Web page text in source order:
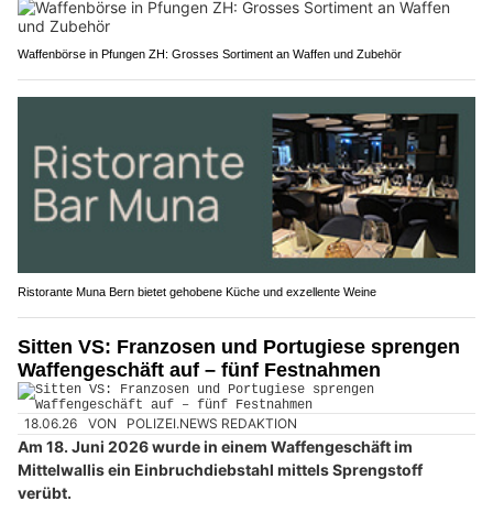
Waffenbörse in Pfungen ZH: Grosses Sortiment an Waffen und Zubehör
Ristorante Muna Bern bietet gehobene Küche und exzellente Weine
Sitten VS: Franzosen und Portugiese sprengen
Waffengeschäft auf – fünf Festnahmen
18.06.26 VON POLIZEI.NEWS REDAKTION
Am 18. Juni 2026 wurde in einem Waffengeschäft im
Mittelwallis ein Einbruchdiebstahl mittels Sprengstoff
verübt.